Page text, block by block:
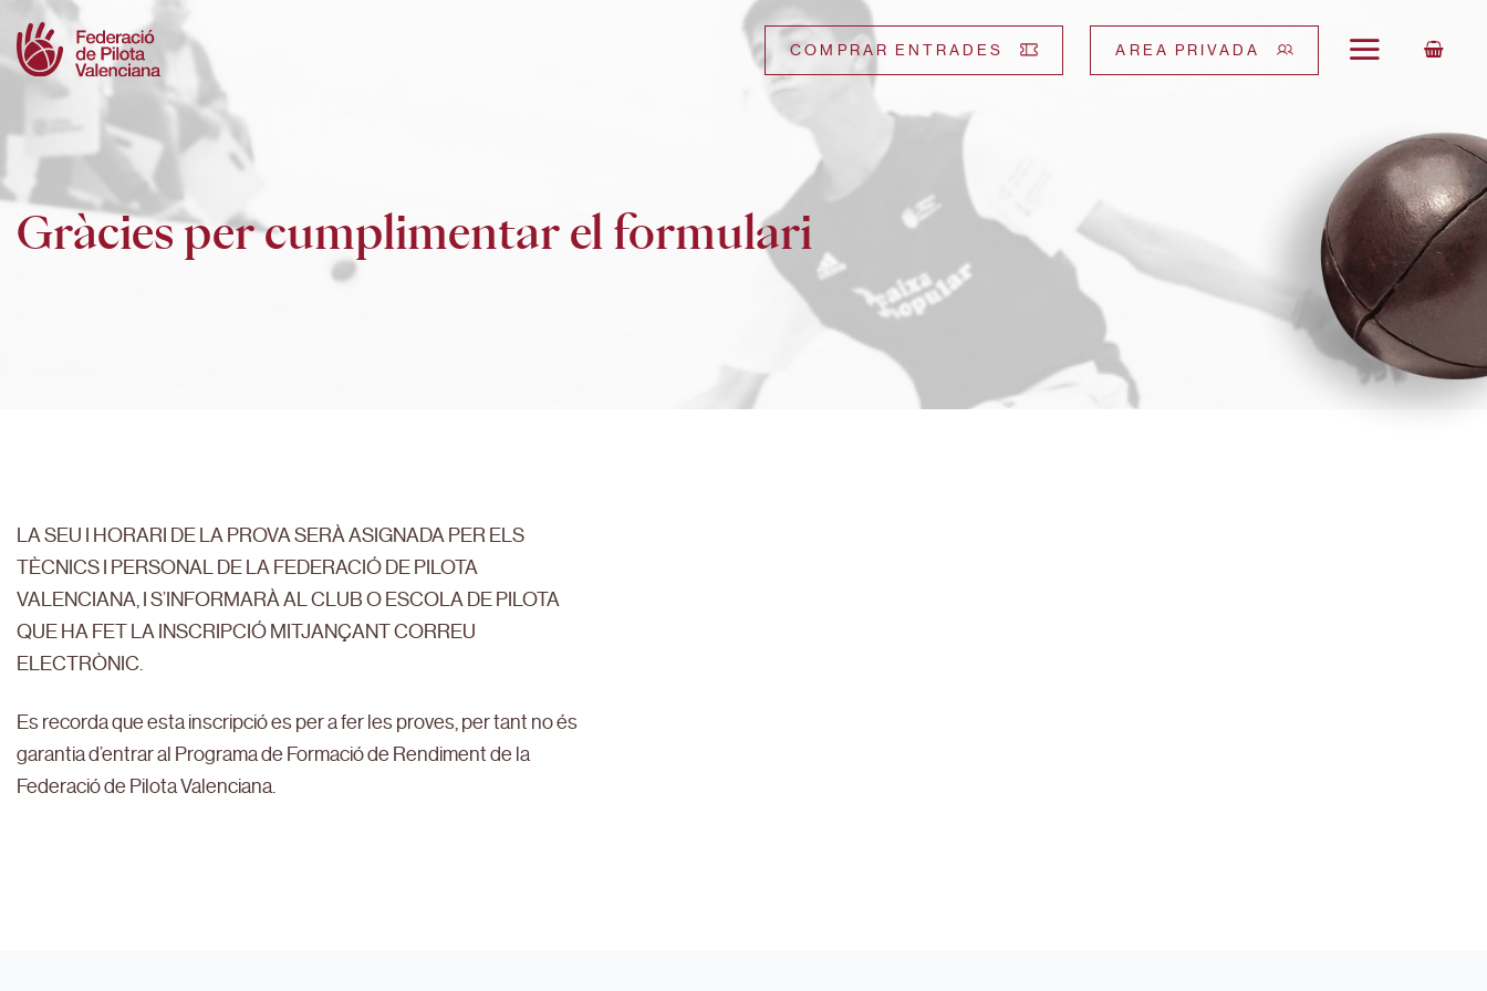
content
COMPRAR ENTRADES AREA PRIVADA
Gràcies per cumplimentar el formulari
LA SEU I HORARI DE LA PROVA SERÀ ASIGNADA PER ELS
TÈCNICS I PERSONAL DE LA FEDERACIÓ DE PILOTA
VALENCIANA, I S’INFORMARÀ AL CLUB O ESCOLA DE PILOTA
QUE HA FET LA INSCRIPCIÓ MITJANÇANT CORREU
ELECTRÒNIC.
Es recorda que esta inscripció es per a fer les proves, per tant no és
garantia d’entrar al Programa de Formació de Rendiment de la
Federació de Pilota Valenciana.